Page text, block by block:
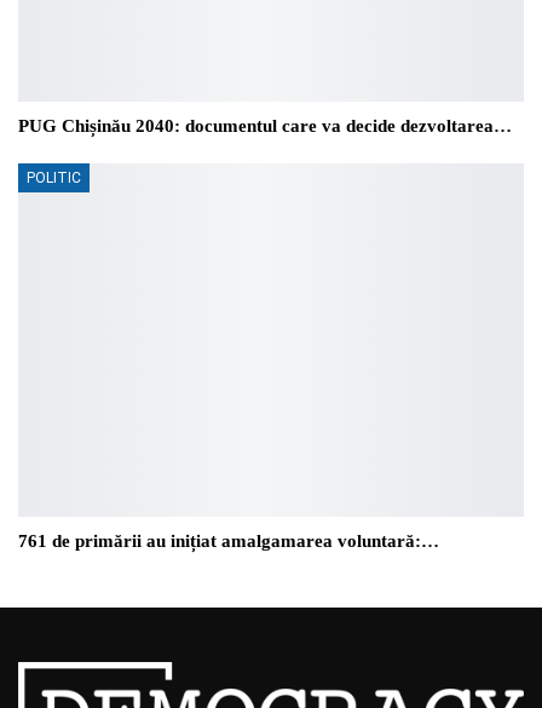
PUG Chișinău 2040: documentul care va decide dezvoltarea…
POLITIC
761 de primării au inițiat amalgamarea voluntară:…